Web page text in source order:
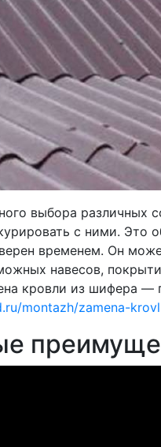
выбора различных
с ними. Это
временем. Он
навесов,
кровли из шифера —
montazh/zamena-